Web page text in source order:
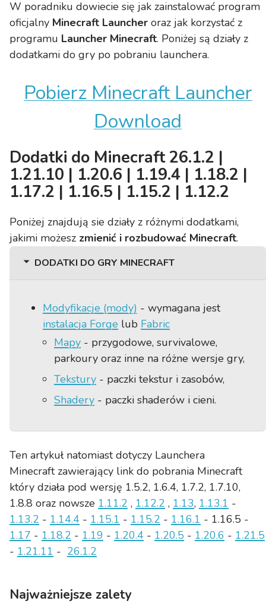
W poradniku dowiecie się jak zainstalować program
oficjalny Minecraft Launcher oraz jak korzystać z
programu Launcher Minecraft. Poniżej są działy z
dodatkami do gry po pobraniu launchera.
Pobierz Minecraft Launcher
Download
Dodatki do Minecraft 26.1.2 |
1.21.10 | 1.20.6 | 1.19.4 | 1.18.2 |
1.17.2 | 1.16.5 | 1.15.2 | 1.12.2
Poniżej znajdują sie działy z różnymi dodatkami,
jakimi możesz zmienić i rozbudować Minecraft.
DODATKI DO GRY MINECRAFT
Modyfikacje (mody) - wymagana jest
instalacja Forge lub Fabric
Mapy - przygodowe, survivalowe,
parkoury oraz inne na różne wersje gry,
Tekstury - paczki tekstur i zasobów,
Shadery - paczki shaderów i cieni.
Ten artykuł natomiast dotyczy Launchera
Minecraft zawierający link do pobrania Minecraft
który działa pod wersję 1.5.2, 1.6.4, 1.7.2, 1.7.10,
1.8.8 oraz nowsze 1.11.2 , 1.12.2 , 1.13, 1.13.1 -
1.13.2 - 1.14.4 - 1.15.1 - 1.15.2 - 1.16.1 - 1.16.5 -
1.17 - 1.18.2 - 1.19 - 1.20.4 - 1.20.5 - 1.20.6 - 1.21.5
- 1.21.11 - 26.1.2
Najważniejsze zalety